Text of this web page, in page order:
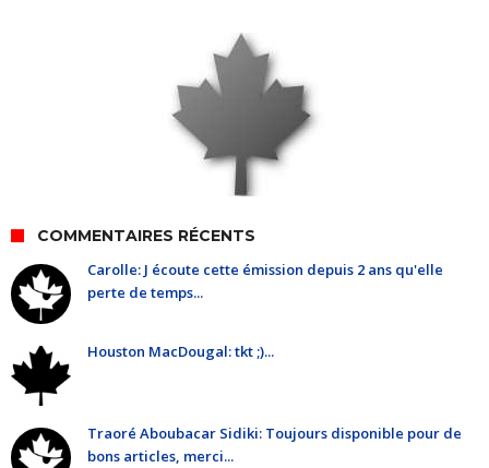
COMMENTAIRES RÉCENTS
Carolle: J écoute cette émission depuis 2 ans qu'elle
perte de temps...
Houston MacDougal: tkt ;)...
Traoré Aboubacar Sidiki: Toujours disponible pour de
bons articles, merci...